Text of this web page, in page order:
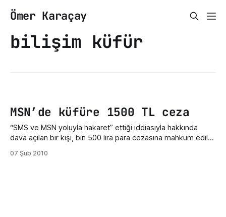
Ömer Karaçay
bilişim küfür
MSN’de küfüre 1500 TL ceza
“SMS ve MSN yoluyla hakaret” ettiği iddiasıyla hakkında
dava açılan bir kişi, bin 500 lira para cezasına mahkum edildi.
(40) adlı şahsa karşı SMS ve MSN yoluyla hakaret ettiği
07 Şub 2010